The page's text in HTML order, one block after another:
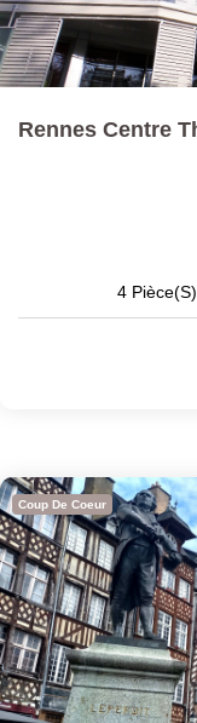
4 Pièce(s)
Coup De Coeur